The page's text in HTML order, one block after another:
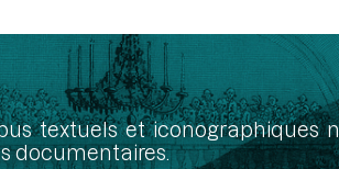
textuels et iconographiques
documentaires.